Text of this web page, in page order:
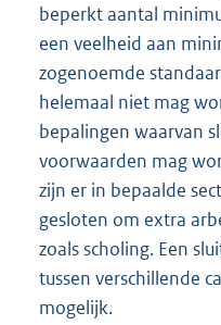
beperkt aantal
een veelheid aan
zogenoemde
helemaal niet mag
bepalingen waarvan
voorwaarden mag
zijn er in bepaalde
gesloten om extra
zoals scholing. Een
tussen verschillende
mogelijk.